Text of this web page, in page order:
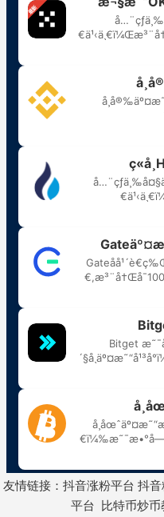
友情链接： 抖音涨粉平台 抖音
平台
比特币炒币